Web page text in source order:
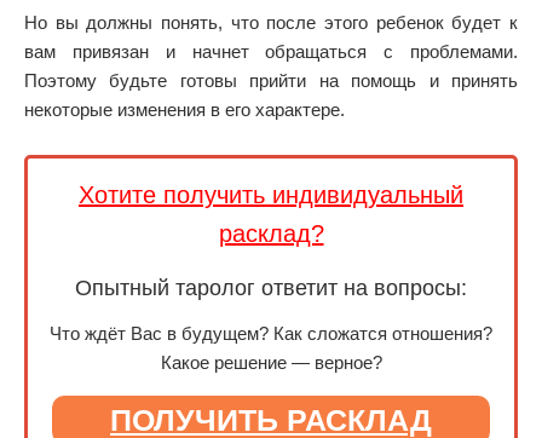
Но вы должны понять, что после этого ребенок будет к
вам привязан и начнет обращаться с проблемами.
Поэтому будьте готовы прийти на помощь и принять
некоторые изменения в его характере.
Хотите получить индивидуальный
расклад?
Опытный таролог ответит на вопросы:
Что ждёт Вас в будущем? Как сложатся отношения?
Какое решение — верное?
ПОЛУЧИТЬ РАСКЛАД